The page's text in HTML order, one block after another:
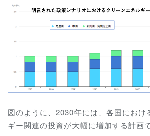
図のように、2030年には、各国におけ
ギー関連の投資が大幅に増加する計画